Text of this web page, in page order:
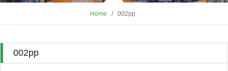
Home / 002pp
002pp